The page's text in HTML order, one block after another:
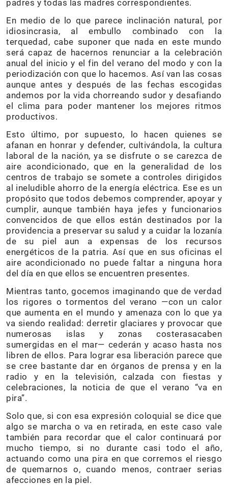
padres y todas las madres correspondientes.
En medio de lo que parece inclinación natural, por
idiosincrasia, al embullo combinado con la
terquedad, cabe suponer que nada en este mundo
será capaz de hacernos renunciar a la celebración
anual del inicio y el fin del verano del modo y con la
periodización con que lo hacemos. Así van las cosas
aunque antes y después de las fechas escogidas
andemos por la vida chorreando sudor y desafiando
el clima para poder mantener los mejores ritmos
productivos.
Esto último, por supuesto, lo hacen quienes se
afanan en honrar y defender, cultivándola, la cultura
laboral de la nación, ya se disfrute o se carezca de
aire acondicionado, que en la generalidad de los
centros de trabajo se somete a controles dirigidos
al ineludible ahorro de la energía eléctrica. Ese es un
propósito que todos debemos comprender, apoyar y
cumplir, aunque también haya jefes y funcionarios
convencidos de que ellos están destinados por la
providencia a preservar su salud y a cuidar la lozanía
de su piel aun a expensas de los recursos
energéticos de la patria. Así que en sus oficinas el
aire acondicionado no puede faltar a ninguna hora
del día en que ellos se encuentren presentes.
Mientras tanto, gocemos imaginando que de verdad
los rigores o tormentos del verano —con un calor
que aumenta en el mundo y amenaza con lo que ya
va siendo realidad: derretir glaciares y provocar que
numerosas islas y zonas costerasacaben
sumergidas en el mar— cederán y acaso hasta nos
libren de ellos. Para lograr esa liberación parece que
se cree bastante dar en órganos de prensa y en la
radio y en la televisión, calzada con fiestas y
celebraciones, la noticia de que el verano “va en
pira”.
Solo que, si con esa expresión coloquial se dice que
algo se marcha o va en retirada, en este caso vale
también para recordar que el calor continuará por
mucho tiempo, si no durante casi todo el año,
actuando como una pira en que corremos el riesgo
de quemarnos o, cuando menos, contraer serias
afecciones en la piel.